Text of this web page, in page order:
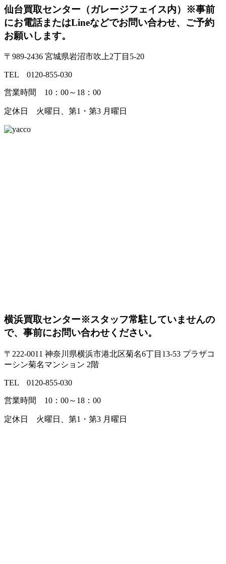
仙台買取センター（ガレージフェイス内） ※事前
にお電話またはLineなどでお問い合わせ、ご予約
お願いします。
〒989-2436 宮城県岩沼市吹上2丁目5-20
TEL 0120-855-030
営業時間 10：00～18：00
定休日 火曜日、第1・第3 月曜日
横浜買取センター※スタッフ常駐していませんの
で、事前にお問い合わせください。
〒222-0011 神奈川県横浜市港北区菊名6丁目13-53 プラザコ
ーシン菊名マンション 2階
TEL 0120-855-030
営業時間 10：00～18：00
定休日 火曜日、第1・第3 月曜日